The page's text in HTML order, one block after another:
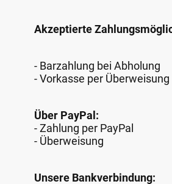
Akzeptierte
- Barzahlung bei Abholung
- Vorkasse per Überweisung
Über PayPal:
- Zahlung per PayPal
- Überweisung
Unsere Bankverbindung: